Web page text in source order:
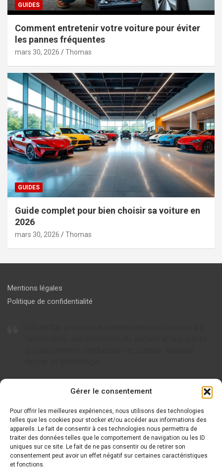
Gérer le consentement
Pour offrir les meilleures expériences, nous utilisons des technologies
telles que les cookies pour stocker et/ou accéder aux informations des
appareils. Le fait de consentir à ces technologies nous permettra de
traiter des données telles que le comportement de navigation ou les ID
uniques sur ce site. Le fait de ne pas consentir ou de retirer son
consentement peut avoir un effet négatif sur certaines caractéristiques
et fonctions.
GUIDES
Comment entretenir votre voiture pour éviter
les pannes fréquentes
mars 30, 2026 Thomas
GUIDES
Guide complet pour bien choisir sa voiture en
2026
mars 30, 2026 Thomas
Mentions légales
Politique de confidentialité
Articles à ne pas rater
Tout savoir sur AC Cars, l’icône britannique de l’automobile
Tout savoir sur Arcfox : le nouveau visage de la mobilité
électrique
Tout savoir sur Wuling et ses modèles innovants